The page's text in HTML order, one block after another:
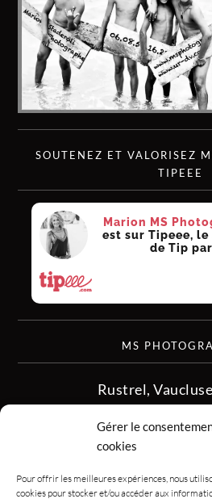
Gérer le
cookies
Pour offrir les meilleures expériences, nous
cookies pour stocker et/ou accéder aux
SOUTENEZ ET VALORISEZ
TIPEEE
Marion MS
est sur Tipeee,
de Tip
MS
Rustrel,